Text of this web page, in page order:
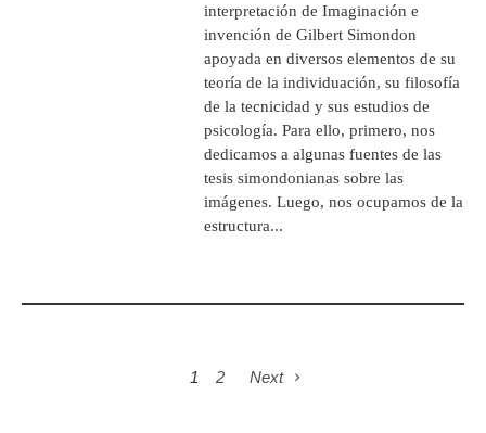
interpretación de Imaginación e
invención de Gilbert Simondon
apoyada en diversos elementos de su
teoría de la individuación, su filosofía
de la tecnicidad y sus estudios de
psicología. Para ello, primero, nos
dedicamos a algunas fuentes de las
tesis simondonianas sobre las
imágenes. Luego, nos ocupamos de la
estructura...
1 2 Next